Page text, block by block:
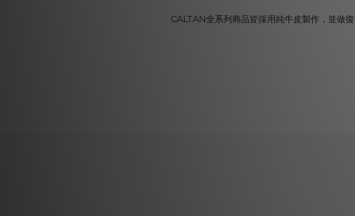
CALTAN全系列商品皆採用純牛皮製作，並做